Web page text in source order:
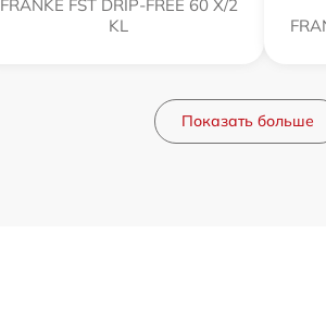
FRANKE FST DRIP-FREE 60 X/2
KL
Показать больше